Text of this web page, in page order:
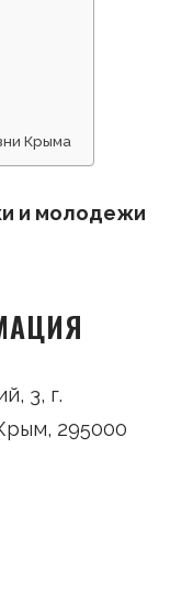
Крыма
и молодежи
3, г.
295000